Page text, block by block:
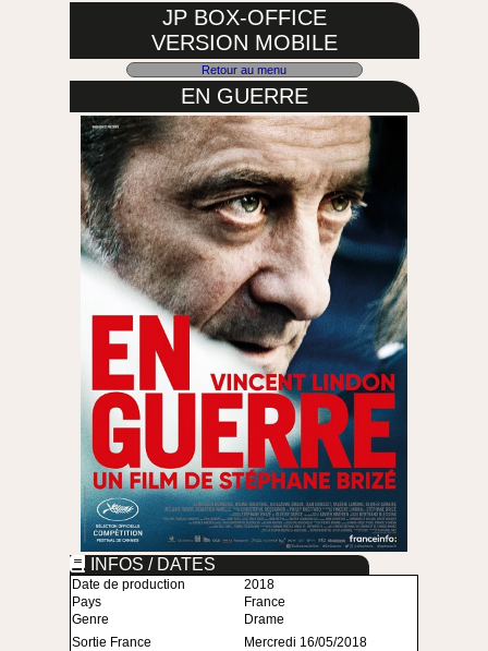
JP BOX-OFFICE
VERSION MOBILE
Retour au menu
EN GUERRE
INFOS / DATES
Date de production
2018
Pays
France
Genre
Drame
Sortie France
Mercredi 16/05/2018